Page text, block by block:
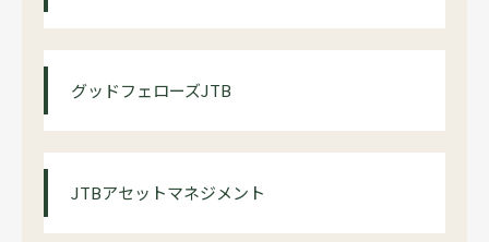
グッドフェローズJTB
JTBアセットマネジメント